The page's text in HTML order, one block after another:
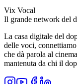
Vix Vocal
Il grande network del
La casa digitale del
delle voci,
che dà parola al
mantenuta da chi il